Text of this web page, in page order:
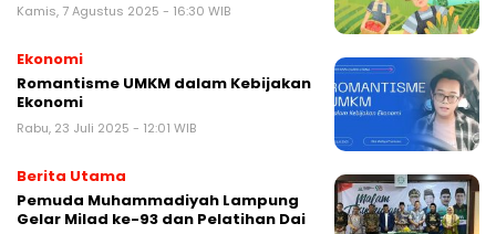
Kamis, 7 Agustus 2025 - 16:30 WIB
Ekonomi
Romantisme UMKM dalam Kebijakan
Ekonomi
Rabu, 23 Juli 2025 - 12:01 WIB
Berita Utama
Pemuda Muhammadiyah Lampung
Gelar Milad ke-93 dan Pelatihan Dai